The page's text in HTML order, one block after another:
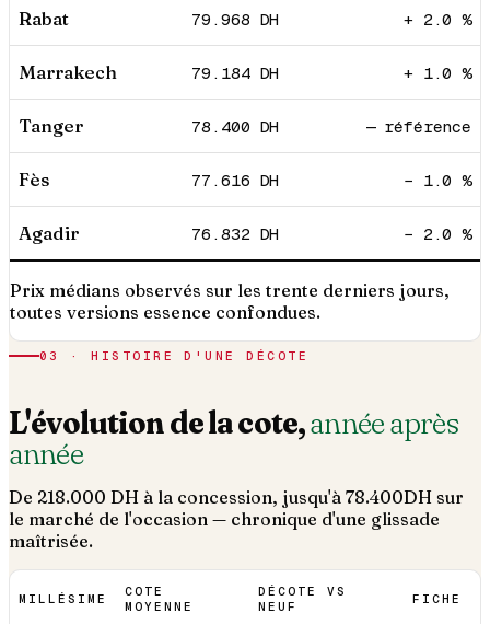
Rabat 79.968 DH + 2.0 %
Marrakech 79.184DH + 1.0 %
Tanger 78.400 DH — référence
Fès 77.616 DH − 1.0 %
Agadir 76.832 DH − 2.0 %
Prix médians observés sur les trente derniers jours,
toutes versions essence confondues.
03 · HISTOIRE D'UNE DÉCOTE
L'évolution de la cote,année après
année
De 218.000 DH à la concession, jusqu'à 78.400DH sur
le marché de l'occasion — chronique d'une glissade
maîtrisée.
MILLÉSIME
COTE
MOYENNE
DÉCOTE VS
NEUF
FICHE